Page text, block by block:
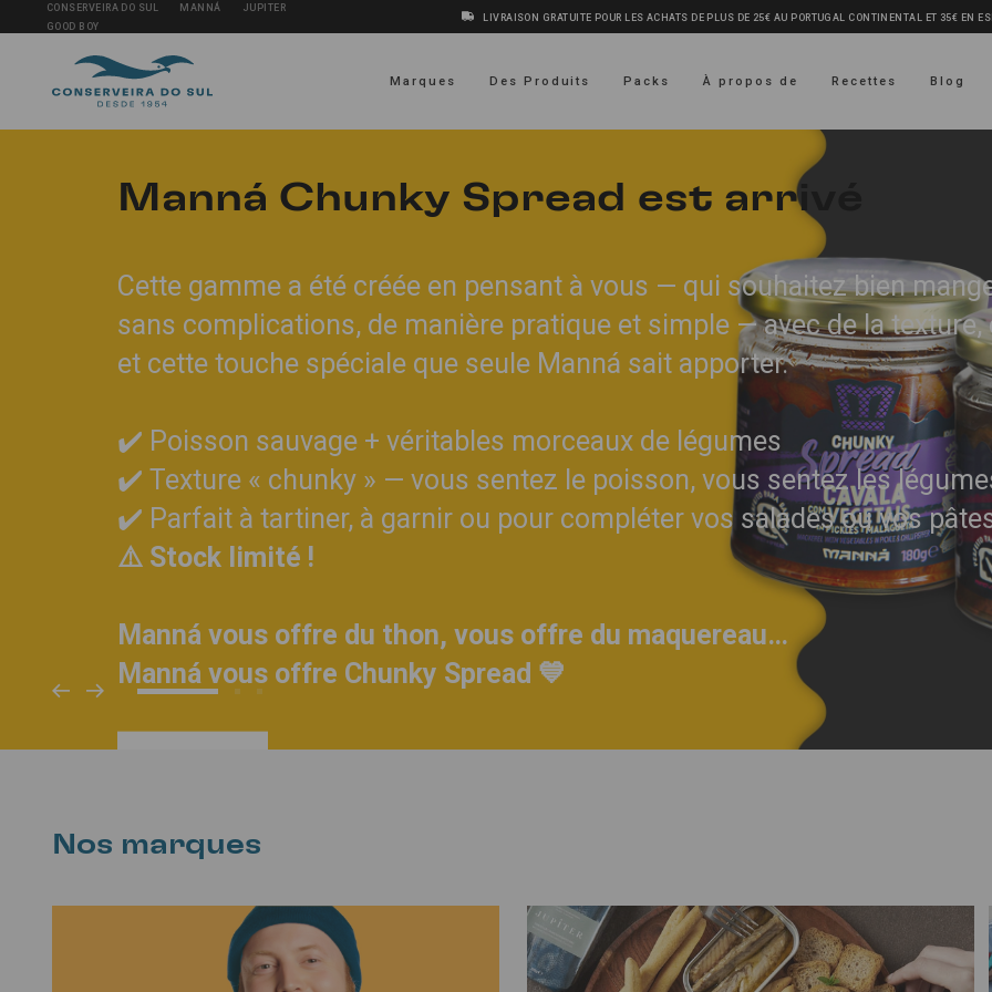
CONSERVEIRA DO SUL MANNÁ
JUPITER
GOOD BOY
LIVRAISON GRATUITE POUR LES ACHATS DE PLUS DE 25€ AU PORTUGAL CONTINENTAL ET 35€ EN
Marques Des Produits Packs À propos de Recettes Blog
Manná Chunky Spread est arrivé
Cette gamme a été créée en pensant à vous — qui souhaitez bien
sans complications, de manière pratique et simple — avec de la texture,
et cette touche spéciale que seule Manná sait apporter.
✔️ Poisson sauvage + véritables morceaux de légumes
✔️ Texture « chunky » — vous sentez le poisson, vous sentez les
✔️ Parfait à tartiner, à garnir ou pour compléter vos salades ou vos
⚠️ Stock limité !
Manná vous offre du thon, vous offre du maquereau…
Manná vous offre Chunky Spread 💙
Nos marques